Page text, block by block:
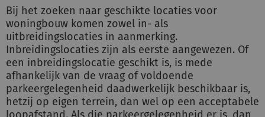
Bij het zoeken naar geschikte locaties voor
woningbouw komen zowel in- als
uitbreidingslocaties in aanmerking.
Inbreidingslocaties zijn als eerste aangewezen. Of
een inbreidingslocatie geschikt is, is mede
afhankelijk van de vraag of voldoende
parkeergelegenheid daadwerkelijk beschikbaar is,
hetzij op eigen terrein, dan wel op een acceptabele